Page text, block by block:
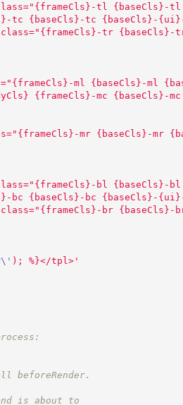
tl
tc {baseCls}-tc
tr
ml {baseCls}-ml
{frameCls}-mc
mr {baseCls}-
bl
bc {baseCls}-bc
br
\' ); %}</tpl>'
beforeRender.
is about to